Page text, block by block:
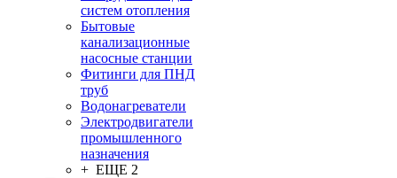
систем отопления
Бытовые
канализационные
насосные станции
Фитинги для ПНД
труб
Водонагреватели
Электродвигатели
промышленного
назначения
+ ЕЩЕ 2